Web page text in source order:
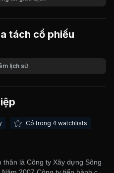
tách cổ phiếu
lịch sử
Có trong 4 watchlists
là Công ty Xây dựng Sông